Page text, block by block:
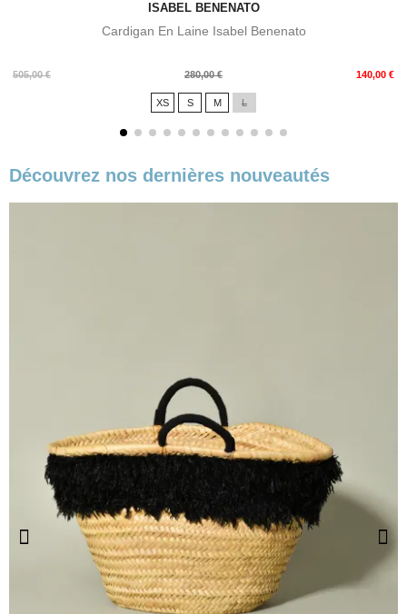
ISABEL BENENATO
Cardigan En Laine Isabel Benenato
505,00 €
Prix
280,00 € 140,00 €
Prix
XS S M L
Découvrez nos dernières nouveautés